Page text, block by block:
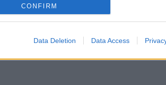
CONFIRM
Data Deletion Data Access
e ricevi le nostre email periodiche contenenti le